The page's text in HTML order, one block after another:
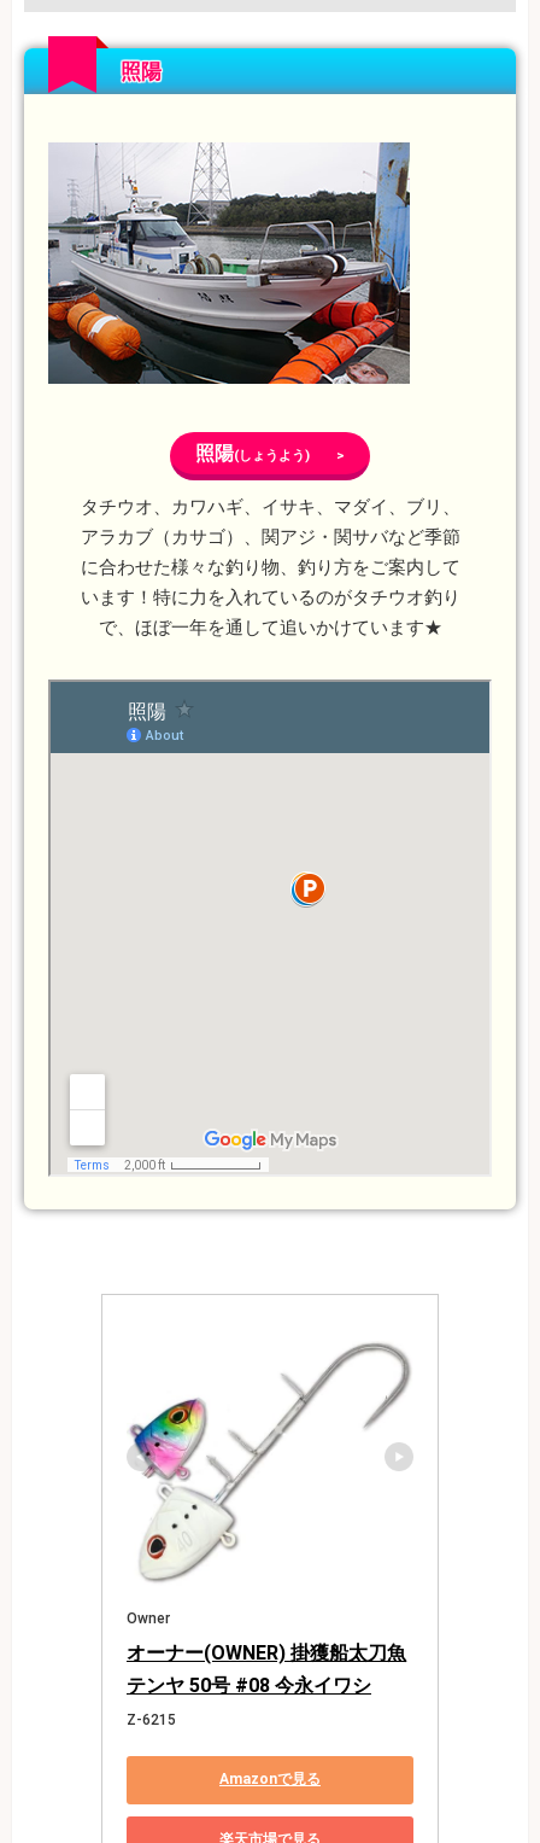
照陽
照陽(しょうよう) >
タチウオ、カワハギ、イサキ、マダイ、ブリ、
アラカブ（カサゴ）、関アジ・関サバなど季節
に合わせた様々な釣り物、釣り方をご案内して
います！特に力を入れているのがタチウオ釣り
で、ほぼ一年を通して追いかけています★
Owner
オーナー(OWNER) 掛獲船太刀魚
テンヤ 50号 #08 今永イワシ
Z-6215
Amazonで見る